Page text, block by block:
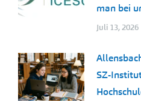
man bei
Juli 13, 2026
SZ-